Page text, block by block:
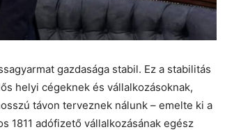
gazdasága stabil. Ez a stabilitás
helyi cégeknek és vállalkozásoknak,
távon terveznek nálunk – emelte ki a
1811 adófizető vállalkozásának egész